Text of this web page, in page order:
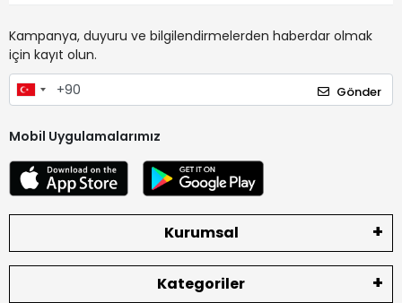
Kampanya, duyuru ve bilgilendirmelerden haberdar olmak
için kayıt olun.
Gönder
Mobil Uygulamalarımız
Kurumsal
Kategoriler